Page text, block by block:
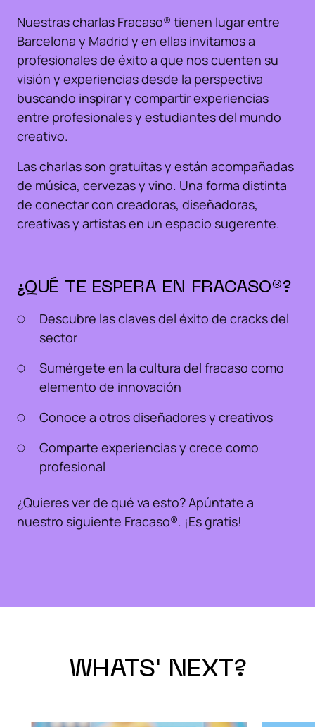
Nuestras charlas Fracaso® tienen lugar entre
Barcelona y Madrid y en ellas invitamos a
profesionales de éxito a que nos cuenten su
visión y experiencias desde la perspectiva
buscando inspirar y compartir experiencias
entre profesionales y estudiantes del mundo
creativo.
Las charlas son gratuitas y están acompañadas
de música, cervezas y vino. Una forma distinta
de conectar con creadoras, diseñadoras,
creativas y artistas en un espacio sugerente.
¿QUÉ TE ESPERA EN FRACASO®️?
Descubre las claves del éxito de cracks del
sector
Sumérgete en la cultura del fracaso como
elemento de innovación
Conoce a otros diseñadores y creativos
Comparte experiencias y crece como
profesional
¿Quieres ver de qué va esto? Apúntate a
nuestro siguiente Fracaso®️. ¡Es gratis!
WHATS' NEXT?